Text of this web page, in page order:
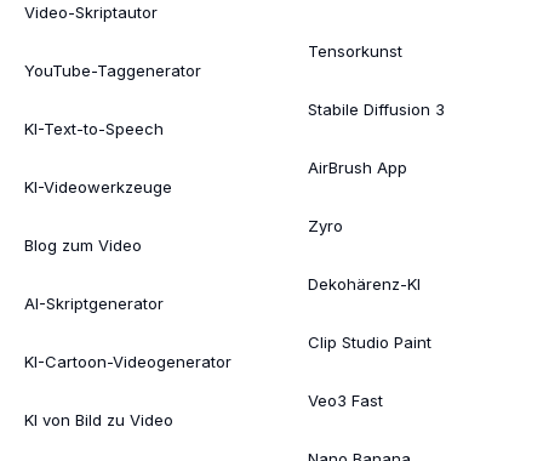
Video-Skriptautor
YouTube-Taggenerator
KI-Text-to-Speech
KI-Videowerkzeuge
Blog zum Video
AI-Skriptgenerator
KI-Cartoon-Videogenerator
KI von Bild zu Video
Tensorkunst
Stabile Diffusion 3
AirBrush App
Zyro
Dekohärenz-KI
Clip Studio Paint
Veo3 Fast